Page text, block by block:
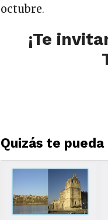
octubre.
¡Te
Quizás te